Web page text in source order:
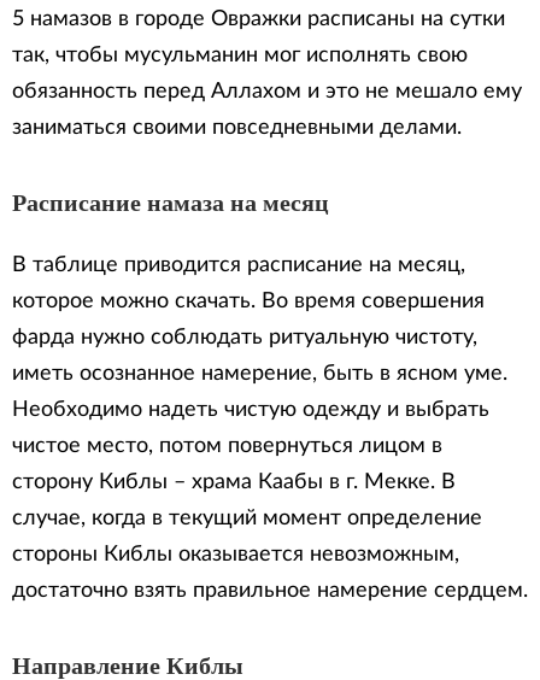
5 намазов в городе Овражки расписаны на сутки
так, чтобы мусульманин мог исполнять свою
обязанность перед Аллахом и это не мешало ему
заниматься своими повседневными делами.
Расписание намаза на месяц
В таблице приводится расписание на месяц,
которое можно скачать. Во время совершения
фарда нужно соблюдать ритуальную чистоту,
иметь осознанное намерение, быть в ясном уме.
Необходимо надеть чистую одежду и выбрать
чистое место, потом повернуться лицом в
сторону Киблы – храма Каабы в г. Мекке. В
случае, когда в текущий момент определение
стороны Киблы оказывается невозможным,
достаточно взять правильное намерение сердцем.
Направление Киблы